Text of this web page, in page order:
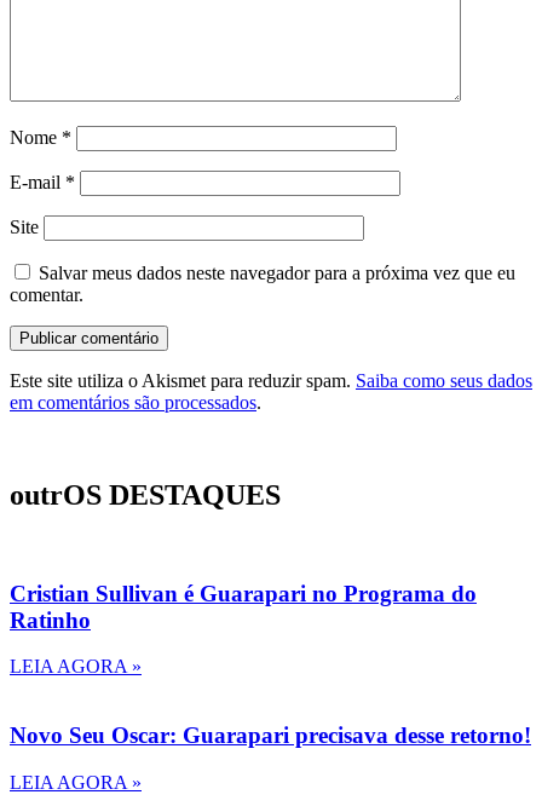
Nome *
E-mail *
Site
Salvar meus dados neste navegador para a próxima vez que eu
comentar.
Este site utiliza o Akismet para reduzir spam. Saiba como seus dados
em comentários são processados.
outrOS DESTAQUES
Cristian Sullivan é Guarapari no Programa do
Ratinho
LEIA AGORA »
Novo Seu Oscar: Guarapari precisava desse retorno!
LEIA AGORA »